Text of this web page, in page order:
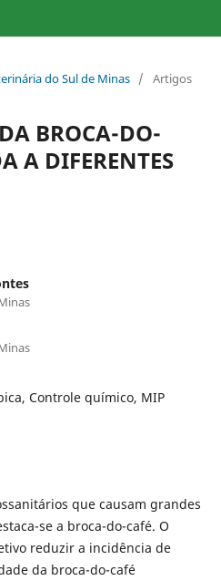
do Sul de Minas / Artigos
BROCA-DO-
A DIFERENTES
Controle químico, MIP
que causam grandes
se a broca-do-café. O
reduzir a incidência de
da broca-do-café